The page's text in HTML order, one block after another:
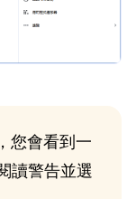
您會看到一
讀警告並選